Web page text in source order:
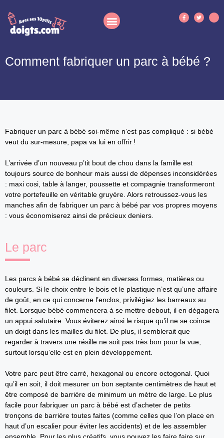
Comment fabriquer un parc à bébé ?
Fabriquer un parc à bébé soi-même n’est pas compliqué : si bébé
veut du sur-mesure, papa va lui en offrir !
L’arrivée d’un nouveau p’tit bout de chou dans la famille est
toujours source de bonheur mais aussi de dépenses inconsidérées
: maxi cosi, table à langer, poussette et compagnie transformeront
votre portefeuille en véritable gruyère. Alors retroussez-vous les
manches afin de fabriquer un parc à bébé par vos propres moyens
: vous économiserez ainsi de précieux deniers.
Le parc
Les parcs à bébé se déclinent en diverses formes, matières ou
couleurs. Si le choix entre le bois et le plastique n’est qu’une affaire
de goût, en ce qui concerne l’enclos, privilégiez les barreaux au
filet. Lorsque bébé commencera à se mettre debout, il en dégagera
un appui salutaire. Vous éviterez ainsi le risque qu’il ne se coince
un doigt dans les mailles du filet. De plus, il semblerait que
regarder à travers une résille ne soit pas très bon pour la vue,
surtout lorsqu’elle est en plein développement.
Votre parc peut être carré, hexagonal ou encore octogonal. Quoi
qu’il en soit, il doit mesurer un bon septante centimètres de haut et
être composé de barrière de minimum un mètre de large. Le plus
facile pour fabriquer un parc à bébé est d’acheter de petits
tronçons de barrière toutes faites (comme celles que l’on place en
haut d’un escalier pour éviter les accidents) et de les assembler